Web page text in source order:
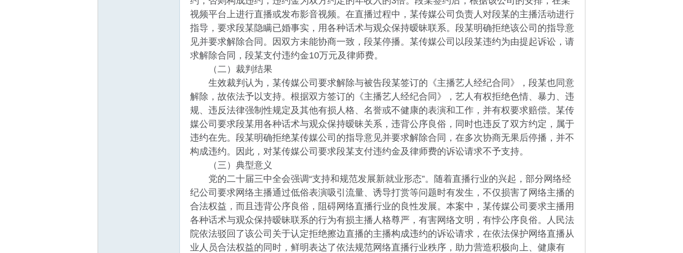
视频平台上进行直播或发布影音视频。在直播过程中，某传媒公司负责人对段某的主播活动进行
指导，要求段某隐瞒已婚事实，用各种话术与观众保持暧昧联系。段某明确拒绝该公司的指导意
见并要求解除合同。因双方未能协商一致，段某停播。某传媒公司以段某违约为由提起诉讼，请
求解除合同，段某支付违约金10万元及律师费。
（二）裁判结果
生效裁判认为，某传媒公司要求解除与被告段某签订的《主播艺人经纪合同》，段某也同意
解除，故依法予以支持。根据双方签订的《主播艺人经纪合同》，艺人有权拒绝色情、暴力、违
规、违反法律强制性规定及其他有损人格、名誉或不健康的表演和工作，并有权要求赔偿。某传
媒公司要求段某用各种话术与观众保持暧昧关系，违背公序良俗，同时也违反了双方约定，属于
违约在先。段某明确拒绝某传媒公司的指导意见并要求解除合同，在多次协商无果后停播，并不
构成违约。因此，对某传媒公司要求段某支付违约金及律师费的诉讼请求不予支持。
（三）典型意义
党的二十届三中全会强调“支持和规范发展新就业形态”。随着直播行业的兴起，部分网络经
纪公司要求网络主播通过低俗表演吸引流量、诱导打赏等问题时有发生，不仅损害了网络主播的
合法权益，而且违背公序良俗，阻碍网络直播行业的良性发展。本案中，某传媒公司要求主播用
各种话术与观众保持暧昧联系的行为有损主播人格尊严，有害网络文明，有悖公序良俗。人民法
院依法驳回了该公司关于认定拒绝擦边直播的主播构成违约的诉讼请求，在依法保护网络直播从
业人员合法权益的同时，鲜明表达了依法规范网络直播行业秩序，助力营造积极向上、健康有